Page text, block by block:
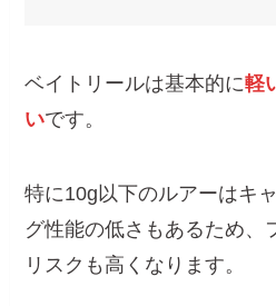
ベイトリールは基本的に軽
いです。
特に10g以下のルアーはキ
グ性能の低さもあるため、
リスクも高くなります。